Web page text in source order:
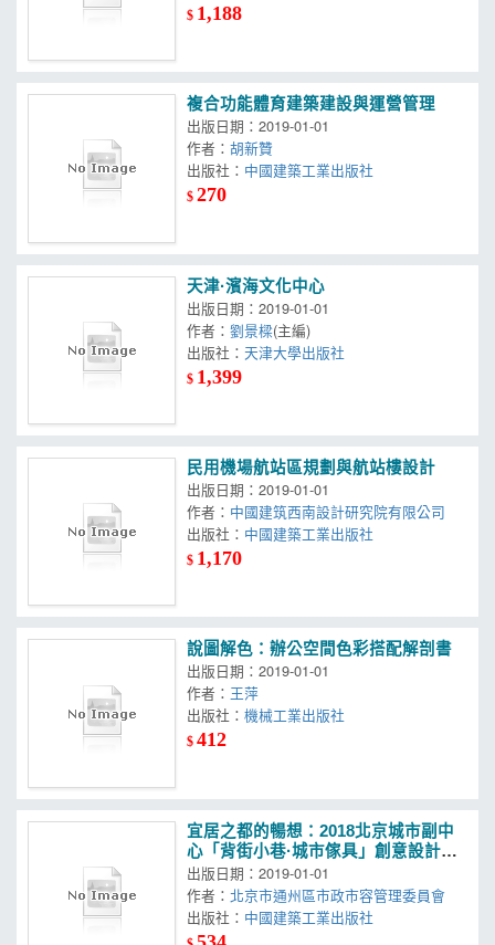
$ 1,188
複合功能體育建築建設與運營管理
出版日期：2019-01-01
作者：胡新贊
出版社： 中國建築工業出版社
$270
天津·濱海文化中心
出版日期：2019-01-01
作者：劉景樑(主編)
出版社：天津大學出版社
$ 1,399
民用機場航站區規劃與航站樓設計
出版日期：2019-01-01
作者： 中國建筑西南設計研究院有限公司
出版社： 中國建築工業出版社
$ 1,170
說圖解色：辦公空間色彩搭配解剖書
出版日期：2019-01-01
作者： 王萍
出版社：機械工業出版社
$412
宜居之都的暢想：2018北京城市副中
心「背街小巷·城市傢具」創意設計大
賽作品集
出版日期：2019-01-01
作者：北京市通州區市政市容管理委員會
出版社： 中國建築工業出版社